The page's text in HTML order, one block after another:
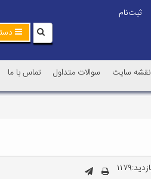
ثبت‌نام
نقشه سایت سوالات متداول تماس با ما